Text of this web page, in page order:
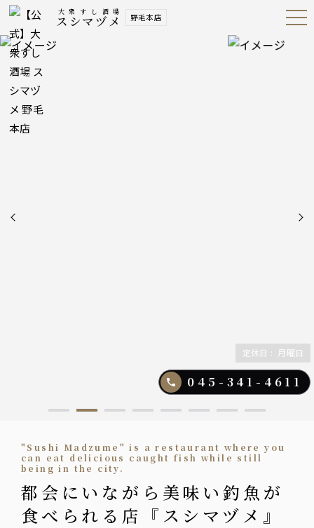
大衆すし酒場
スシマヅメ 野毛本店 Open
Navig
045-341-4611
定休日 : 月曜日
"Sushi Madzume" is a restaurant where you
can eat delicious caught fish while still
being in the city.
都会にいながら美味い釣魚が
食べられる店『スシマヅメ』